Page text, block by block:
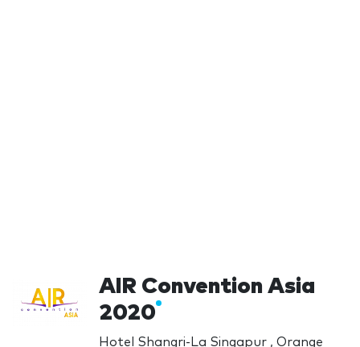
AIR Convention Asia
2020
Hotel Shangri-La Singapur , Orange